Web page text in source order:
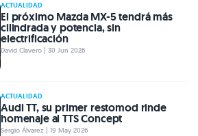
ACTUALIDAD
El próximo Mazda MX-5 tendrá más
cilindrada y potencia, sin
electrificación
David Clavero | 30 Jun 2026
ACTUALIDAD
Audi TT, su primer restomod rinde
homenaje al TTS Concept
Sergio Álvarez | 19 May 2026